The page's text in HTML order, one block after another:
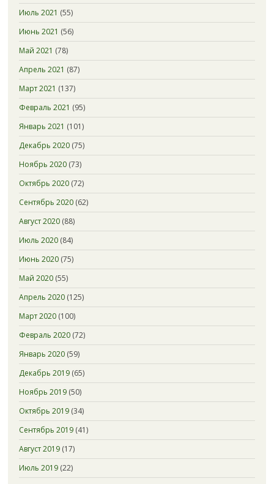
Июль 2021 (55)
Июнь 2021 (56)
Май 2021 (78)
Апрель 2021 (87)
Март 2021 (137)
Февраль 2021 (95)
Январь 2021 (101)
Декабрь 2020(75)
Ноябрь 2020(73)
Октябрь 2020(72)
Сентябрь 2020(62)
Август 2020(88)
Июль 2020(84)
Июнь 2020(75)
Май 2020(55)
Апрель 2020(125)
Март 2020(100)
Февраль 2020(72)
Январь 2020(59)
Декабрь 2019(65)
Ноябрь 2019(50)
Октябрь 2019(34)
Сентябрь 2019(41)
Август 2019(17)
Июль 2019(22)